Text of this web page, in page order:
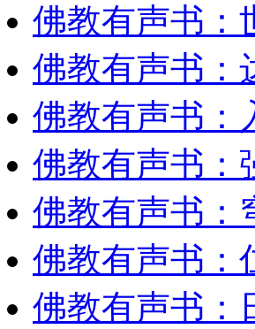
佛教有声书：
佛教有声书：
佛教有声书：
佛教有声书：
佛教有声书：
佛教有声书：
佛教有声书：